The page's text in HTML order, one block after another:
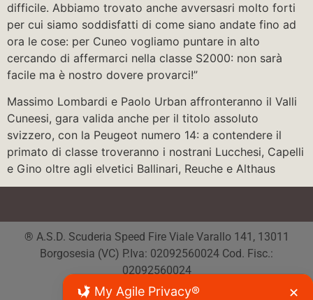
difficile. Abbiamo trovato anche avversasri molto forti
per cui siamo soddisfatti di come siano andate fino ad
ora le cose: per Cuneo vogliamo puntare in alto
cercando di affermarci nella classe S2000: non sarà
facile ma è nostro dovere provarci!”
Massimo Lombardi e Paolo Urban affronteranno il Valli
Cuneesi, gara valida anche per il titolo assoluto
svizzero, con la Peugeot numero 14: a contendere il
primato di classe troveranno i nostrani Lucchesi, Capelli
e Gino oltre agli elvetici Ballinari, Reuche e Althaus
® A.S.D. Scuderia Speed Fire Viale Varallo 141, 13011
Borgosesia (VC) P.Iva: 02092560024 Cod. Fisc.:
02092560024
Tutti i diritti riservati
My Agile Privacy® ✕